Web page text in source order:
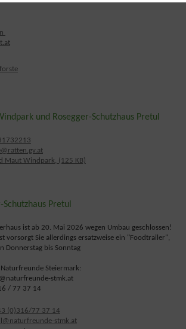
und Rosegger-Schutzhaus Pretul
Maut Windpark, (125 KB)
Schutzhaus Pretul
ist ab 20. Mai 2026 wegen Umbau geschlossen!
vorsorgt Sie allerdings ersatzweise ein "Foodtrailer",
Donnerstag bis Sonntag
Steiermark:
stmk.at
/ 77 37 14
(0)316/77 37 14
stmk.at